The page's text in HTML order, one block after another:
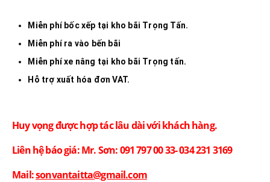
Miễn phí bốc xếp tại kho bãi Trọng Tấn.
Miễn phí ra vào bến bãi
Miễn phí xe nâng tại kho bãi Trọng tấn.
Hỗ trợ xuất hóa đơn VAT.
Huy vọng được hợp tác lâu dài với khách hàng.
Liên hệ báo giá: Mr. Sơn: 091 797 00 33- 034 231 3169
Mail:sonvantaitta@gmail.com